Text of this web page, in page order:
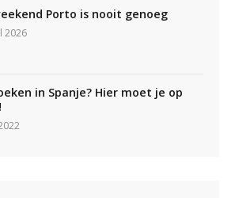
Porto is nooit genoeg
2026
in Spanje? Hier moet je op